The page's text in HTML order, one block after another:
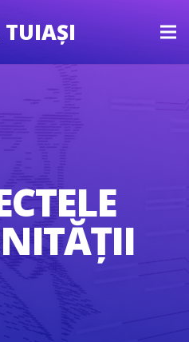
TUIAȘI